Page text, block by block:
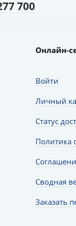
700
Онлайн-
Войти
Личный
Статус
Политика
Сводная
Заказать